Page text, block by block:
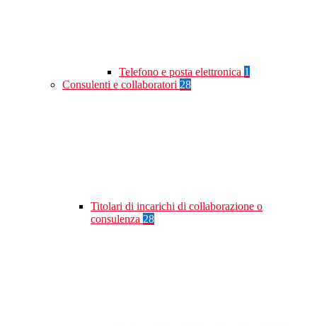
Telefono e posta elettronica 1
Consulenti e collaboratori 28
Titolari di incarichi di collaborazione o
consulenza 28